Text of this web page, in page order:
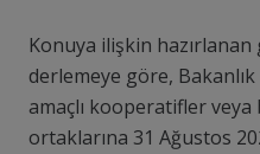
Konuya ilişkin hazırlanan
derlemeye göre,
amaçlı kooperatifler
ortaklarına 31 Ağustos